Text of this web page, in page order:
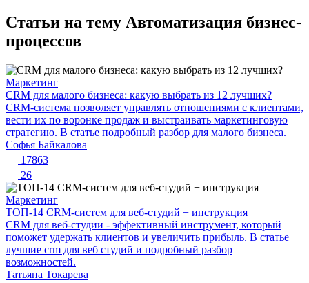
Статьи на тему Автоматизация бизнес-
процессов
Маркетинг
CRM для малого бизнеса: какую выбрать из 12 лучших?
CRM-система позволяет управлять отношениями с клиентами,
вести их по воронке продаж и выстраивать маркетинговую
стратегию. В статье подробный разбор для малого бизнеса.
Софья Байкалова
17863
26
Маркетинг
ТОП-14 CRM-систем для веб-студий + инструкция
CRM для веб-студии - эффективный инструмент, который
поможет удержать клиентов и увеличить прибыль. В статье
лучшие crm для веб студий и подробный разбор
возможностей.
Татьяна Токарева